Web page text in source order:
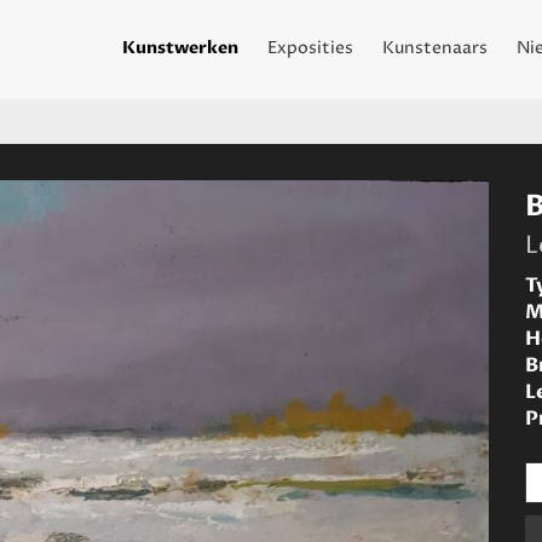
Kunstwerken Exposities Kunstenaars